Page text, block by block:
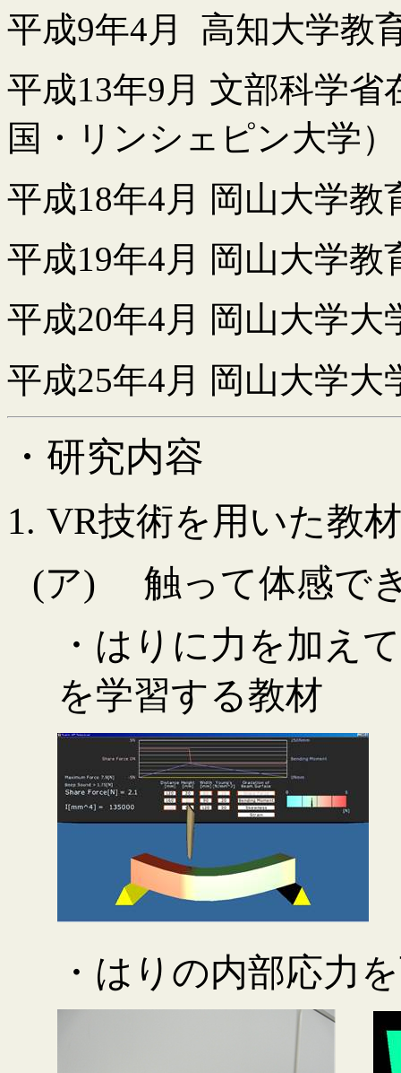
平成9年4月
高知大学教
平成13年9 月 文部科学省
国・リンシェピン大学）
平成18年4 月
岡山大学
平成19年4月
岡山大学
平成20年4月
岡山大学
平成25年4 月 岡山大学
・研究内容
1. VR技術を用いた教
(ア)
触って体感で
・はりに力を加え
を学習する教材
・ はりの内部応力